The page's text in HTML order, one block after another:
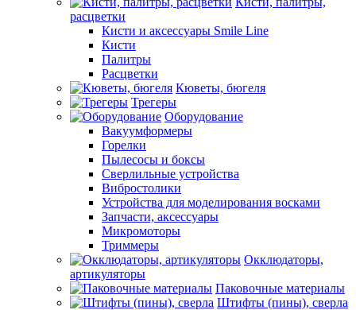
расцветки
Кисти и аксессуары Smile Line
Кисти
Палитры
Расцветки
Кюветы, бюгеля
Трегеры
Оборудование
Вакуумформеры
Горелки
Пылесосы и боксы
Сверлильные устройства
Вибростолики
Устройства для моделирования восками
Запчасти, аксессуары
Микромоторы
Триммеры
Окклюдаторы,
артикуляторы
Паковочные материалы
Штифты (пины), сверла